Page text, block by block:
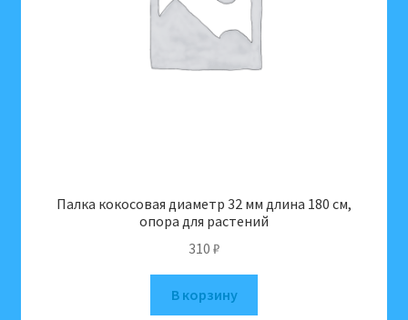
Палка кокосовая диаметр 32 мм длина 180 см,
опора для растений
310 ₽
В корзину